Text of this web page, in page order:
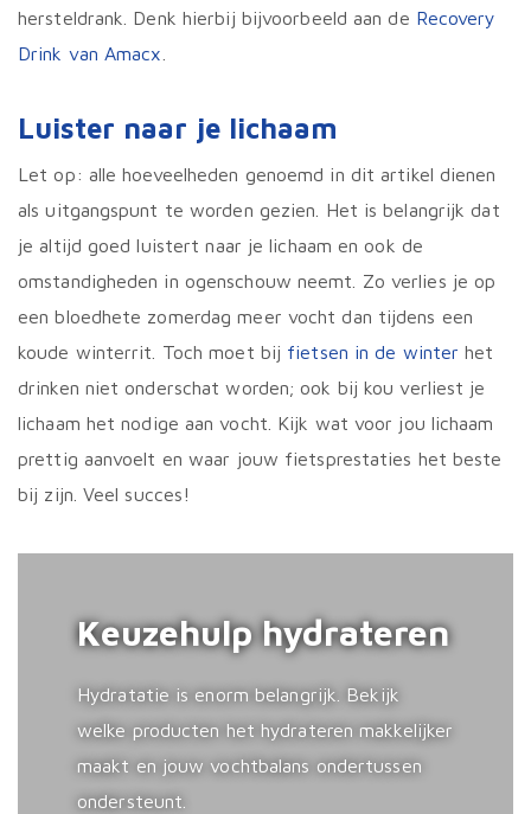
hersteldrank. Denk hierbij bijvoorbeeld aan de Recovery
Drink van Amacx
Luister naar je lichaam
Let op: alle hoeveelheden genoemd in dit artikel dienen
als uitgangspunt te worden gezien. Het is belangrijk dat
je altijd goed luistert naar je lichaam en ook de
omstandigheden in ogenschouw neemt. Zo verlies je op
een bloedhete zomerdag meer vocht dan tijdens een
koude winterrit. Toch moet bij fietsen in de winter het
drinken niet onderschat worden; ook bij kou verliest je
lichaam het nodige aan vocht. Kijk wat voor jou lichaam
prettig aanvoelt en waar jouw fietsprestaties het beste
bij zijn. Veel succes!
Keuzehulp hydrateren
Hydratatie is enorm belangrijk. Bekijk
welke producten het hydrateren makkelijker
maakt en jouw vochtbalans ondertussen
ondersteunt.